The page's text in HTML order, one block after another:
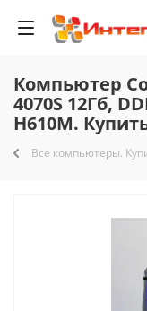
Компьютер
4070S 12Гб,
H610M.
Все компьютеры.